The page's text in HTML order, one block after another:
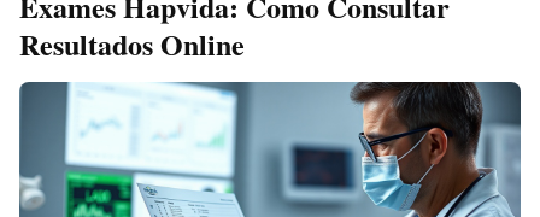
Resultados Online